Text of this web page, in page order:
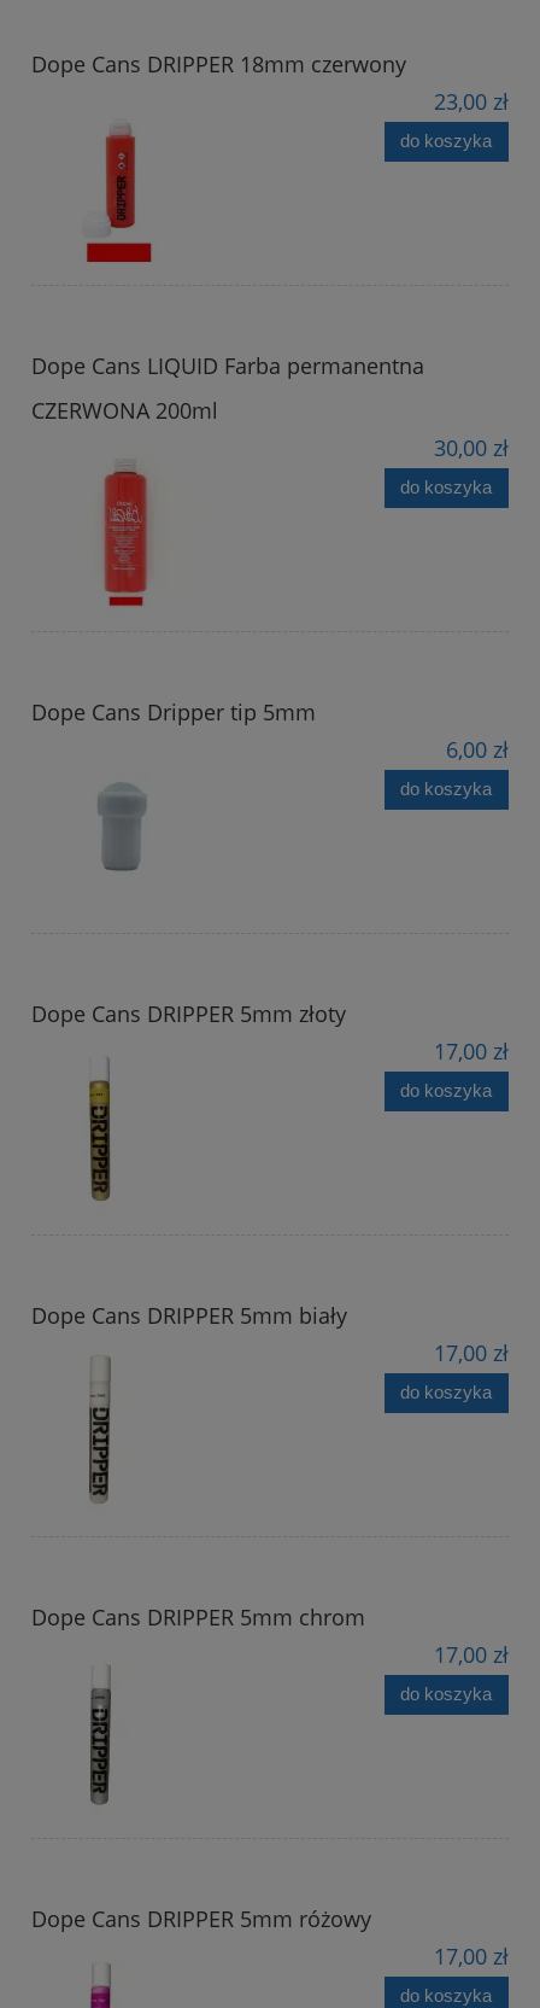
Dope Cans DRIPPER 18mm czerwony
23,00 zł
do koszyka
Dope Cans LIQUID Farba permanentna
CZERWONA 200ml
30,00 zł
do koszyka
Dope Cans Dripper tip 5mm
6,00 zł
do koszyka
Dope Cans DRIPPER 5mm złoty
17,00 zł
do koszyka
Dope Cans DRIPPER 5mm biały
17,00 zł
do koszyka
Dope Cans DRIPPER 5mm chrom
17,00 zł
do koszyka
Dope Cans DRIPPER 5mm różowy
17,00 zł
do koszyka